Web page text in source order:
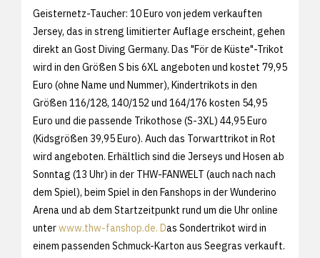
Geisternetz-Taucher: 10 Euro von jedem verkauften
Jersey, das in streng limitierter Auflage erscheint, gehen
direkt an Gost Diving Germany. Das "För de Küste"-Trikot
wird in den Größen S bis 6XL angeboten und kostet 79,95
Euro (ohne Name und Nummer), Kindertrikots in den
Größen 116/128, 140/152 und 164/176 kosten 54,95
Euro und die passende Trikothose (S-3XL) 44,95 Euro
(Kidsgrößen 39,95 Euro). Auch das Torwarttrikot in Rot
wird angeboten. Erhältlich sind die Jerseys und Hosen ab
Sonntag (13 Uhr) in der THW-FANWELT (auch nach nach
dem Spiel), beim Spiel in den Fanshops in der Wunderino
Arena und ab dem Startzeitpunkt rund um die Uhr online
unterwww.thw-fanshop.de. Das Sondertrikot wird in
einem passenden Schmuck-Karton aus Seegras verkauft.